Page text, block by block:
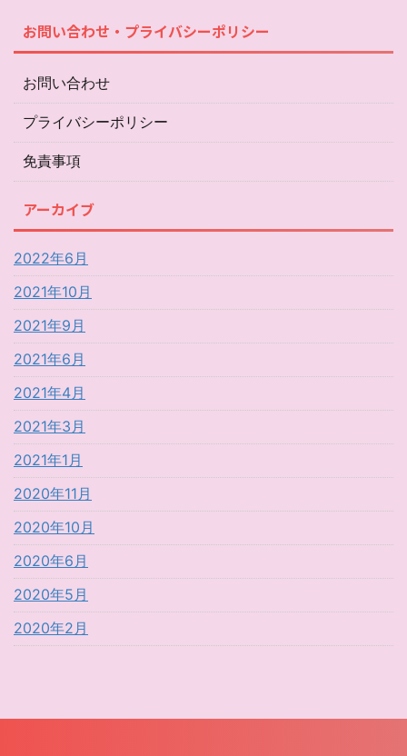
お問い合わせ・プライバシーポリシー
お問い合わせ
プライバシーポリシー
免責事項
アーカイブ
2022年6月
2021年10月
2021年9月
2021年6月
2021年4月
2021年3月
2021年1月
2020年11月
2020年10月
2020年6月
2020年5月
2020年2月